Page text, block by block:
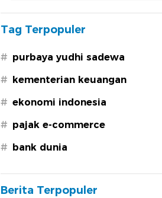
Tag Terpopuler
# purbaya yudhi sadewa
# kementerian keuangan
# ekonomi indonesia
# pajak e-commerce
# bank dunia
Berita Terpopuler